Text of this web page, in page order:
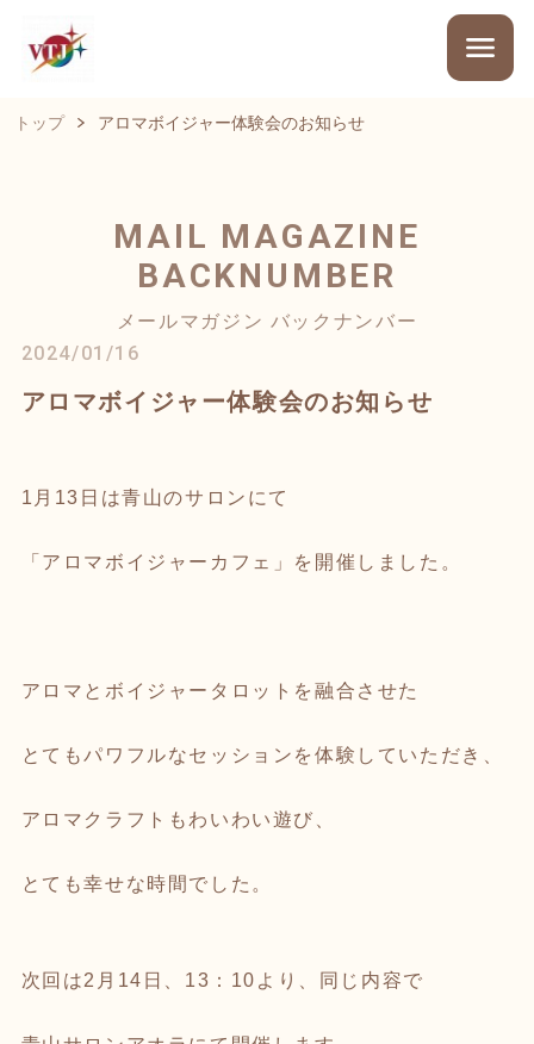
トップ アロマボイジャー体験会のお知らせ
MAIL MAGAZINE
BACKNUMBER
メールマガジン バックナンバー
2024/01/16
アロマボイジャー体験会のお知らせ
1月13日は青山のサロンにて
「アロマボイジャーカフェ」を開催しました。
アロマとボイジャータロットを融合させた
とてもパワフルなセッションを体験していただき、
アロマクラフトもわいわい遊び、
とても幸せな時間でした。
次回は2月14日、13：10より、同じ内容で